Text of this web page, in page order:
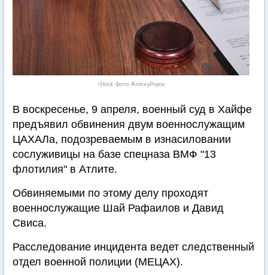
iStock. Фото: AndreyPopov
В воскресенье, 9 апреля, военный суд в Хайфе
предъявил обвинения двум военнослужащим
ЦАХАЛа, подозреваемым в изнасиловании
сослуживицы на базе спецназа ВМФ "13
флотилия" в Атлите.
Обвиняемыми по этому делу проходят
военнослужащие Шай Рафаилов и Давид
Свиса.
Расследование инцидента ведет следственный
отдел военной полиции (МЕЦАХ).